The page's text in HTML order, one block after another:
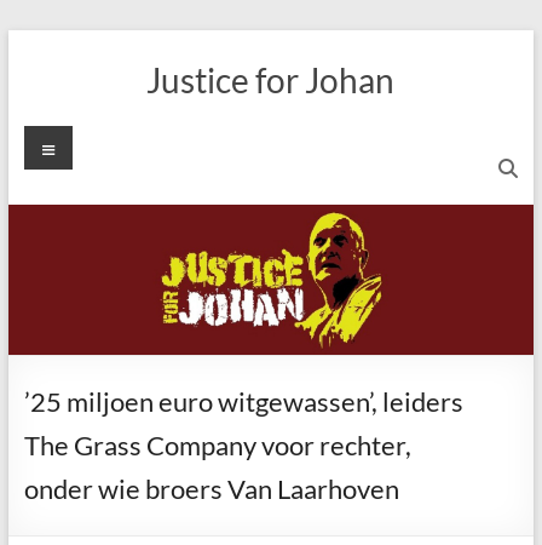
Justice for Johan
Menu
’25 miljoen euro witgewassen’, leiders
The Grass Company voor rechter,
onder wie broers Van Laarhoven